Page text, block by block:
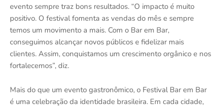
evento sempre traz bons resultados. “O impacto é muito
positivo. O festival fomenta as vendas do mês e sempre
temos um movimento a mais. Com o Bar em Bar,
conseguimos alcançar novos públicos e fidelizar mais
clientes. Assim, conquistamos um crescimento orgânico e nos
fortalecemos”, diz.
Mais do que um evento gastronômico, o Festival Bar em Bar
é uma celebração da identidade brasileira. Em cada cidade,